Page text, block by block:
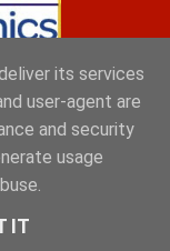
ΣΠΑΡΤΗ
its services
user-agent are
and security
usage
IT